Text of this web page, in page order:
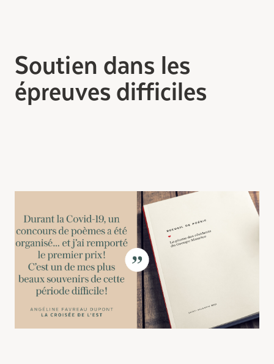
Soutien dans les
épreuves difficiles